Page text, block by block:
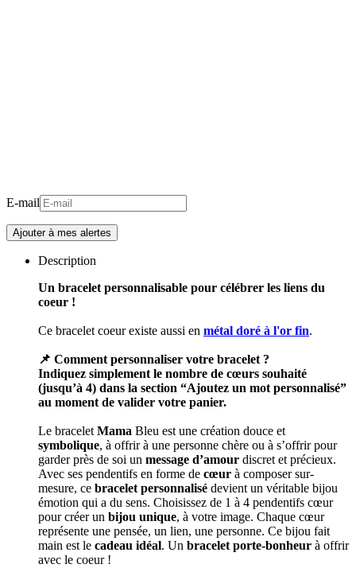
E-mail
Description
Un bracelet personnalisable pour célébrer les liens du
coeur !
Ce bracelet coeur existe aussi en métal doré à l'or fin.
📌 Comment personnaliser votre bracelet ?
Indiquez simplement le nombre de cœurs souhaité
(jusqu’à 4) dans la section “Ajoutez un mot personnalisé”
au moment de valider votre panier.
Le bracelet Mama Bleu est une création douce et
symbolique, à offrir à une personne chère ou à s’offrir pour
garder près de soi un message d’amour discret et précieux.
Avec ses pendentifs en forme de cœur à composer sur-
mesure, ce bracelet personnalisé devient un véritable bijou
émotion qui a du sens. Choisissez de 1 à 4 pendentifs cœur
pour créer un bijou unique, à votre image. Chaque cœur
représente une pensée, un lien, une personne. Ce bijou fait
main est le cadeau idéal. Un bracelet porte-bonheur à offrir
avec le coeur !